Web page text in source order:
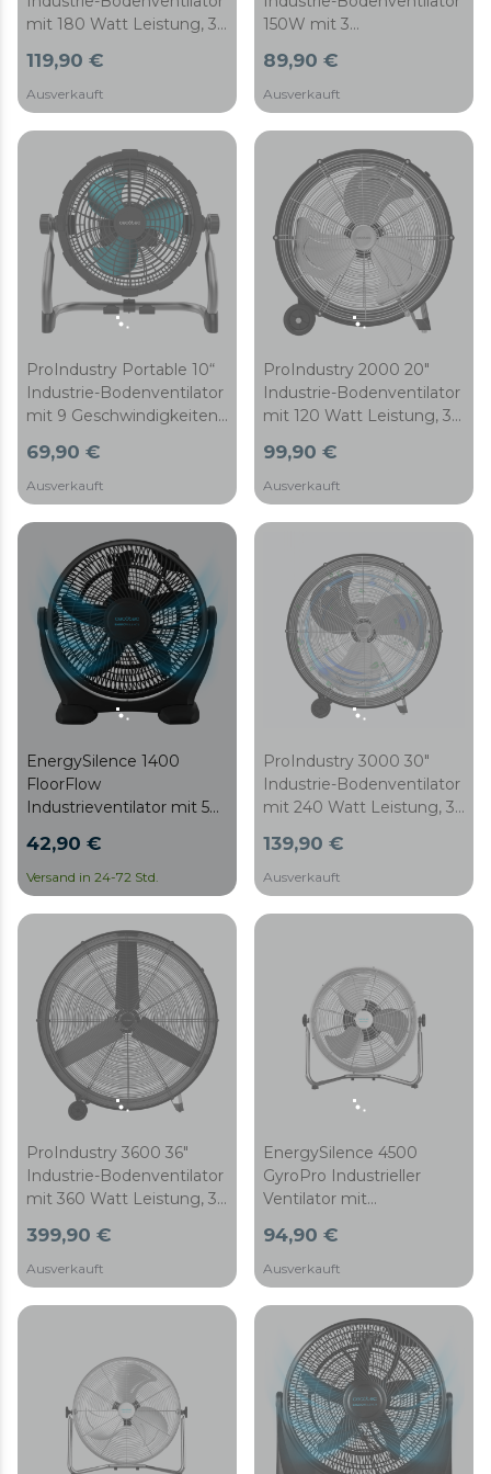
mit 180 Watt Leistung, 3
Aluminiumflügeln, hoher
Sicherheit und einfachem
Transport
119,90 €
Ausverkauft
150W mit 3
U/min, 4800 m³/h, hohe
Sicherheit und robustes
Design
89,90 €
Ausverkauft
ProIndustry Portable 10“
Industrie-Bodenventilator
mit 9 Geschwindigkeiten,
Sicherheit und robustem
Design
69,90 €
Ausverkauft
ProIndustry 2000 20"
Industrie-Bodenventilator
mit 120 Watt Leistung, 3
Aluminiumflügeln, hoher
Sicherheit und einfachem
Transport
99,90 €
Ausverkauft
EnergySilence 1400
FloorFlow
Industrieventilator mit 50
Geschwindigkeiten, 5
Flügeln, einfach zu
bedienen und maximale
Sicherheit.
42,90 €
Versand in 24-72 Std.
ProIndustry 3000 30"
Industrie-Bodenventilator
mit 240 Watt Leistung, 3
Aluminiumflügeln, hoher
Sicherheit und einfachem
Transport
139,90 €
Ausverkauft
ProIndustry 3600 36"
Industrie-Bodenventilator
mit 360 Watt Leistung, 3
Aluminiumflügeln, hoher
Sicherheit und einfachem
Transport
399,90 €
Ausverkauft
EnergySilence 4500
GyroPro Industrieller
Ventilator mit
von maximaler Leistung.
110 W. 3
Geschwindigkeitsstufen.
Kupfermotor Einstellbar.
94,90 €
Ausverkauft